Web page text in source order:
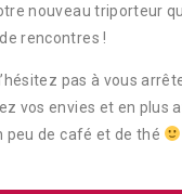
nouveau triporteur
rencontres !
pas à vous
vos envies et en plus
peu de café et de thé